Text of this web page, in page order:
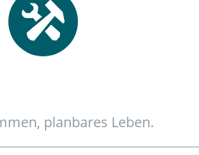
planbares Leben.